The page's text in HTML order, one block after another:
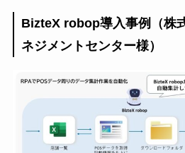
BizteX robop導入事例（株
ネジメントセンター様）